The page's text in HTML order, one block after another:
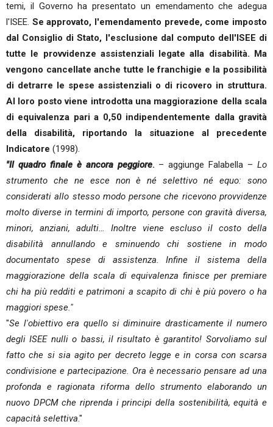
temi, il Governo ha presentato un emendamento che adegua
l'ISEE. Se approvato, l'emendamento prevede, come imposto
dal Consiglio di Stato, l'esclusione dal computo dell'ISEE di
tutte le provvidenze assistenziali legate alla disabilità. Ma
vengono cancellate anche tutte le franchigie e la possibilità
di detrarre le spese assistenziali o di ricovero in struttura.
Al loro posto viene introdotta una maggiorazione della scala
di equivalenza pari a 0,50 indipendentemente dalla gravità
della disabilità, riportando la situazione al precedente
Indicatore (1998).
"Il quadro finale è ancora peggiore. – aggiunge Falabella – Lo
strumento che ne esce non è né selettivo né equo: sono
considerati allo stesso modo persone che ricevono provvidenze
molto diverse in termini di importo, persone con gravità diversa,
minori, anziani, adulti… Inoltre viene escluso il costo della
disabilità annullando e sminuendo chi sostiene in modo
documentato spese di assistenza. Infine il sistema della
maggiorazione della scala di equivalenza finisce per premiare
chi ha più redditi e patrimoni a scapito di chi è più povero o ha
maggiori spese."
"Se l'obiettivo era quello si diminuire drasticamente il numero
degli ISEE nulli o bassi, il risultato è garantito! Sorvoliamo sul
fatto che si sia agito per decreto legge e in corsa con scarsa
condivisione e partecipazione. Ora è necessario pensare ad una
profonda e ragionata riforma dello strumento elaborando un
nuovo DPCM che riprenda i principi della sostenibilità, equità e
capacità selettiva."